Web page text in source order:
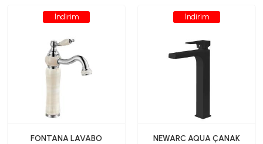
İndirim
FONTANA LAVABO
İndirim
NEWARC AQUA ÇANAK